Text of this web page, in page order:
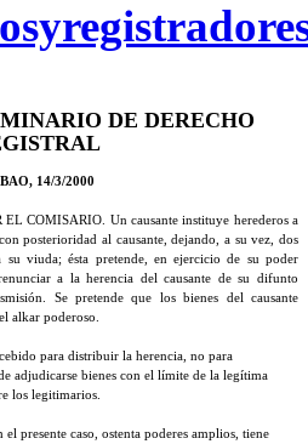
DE DERECHO
14/3/2000
COMISARIO. Un causante instituye herederos a
posterioridad al causante, dejando, a su vez, dos
viuda; ésta pretende, en ejercicio de su poder
a la herencia del causante de su difunto
Se pretende que los bienes del causante
poderoso.
para distribuir la herencia, no para
adjudicarse bienes con el límite de la legítima
los legitimarios.
presente caso, ostenta poderes amplios, tiene